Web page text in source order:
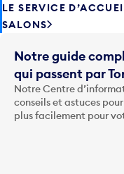
LE SERVICE
SALONS
Notre guide
qui passent par
Notre Centre
conseils et astuces
plus facilement pour